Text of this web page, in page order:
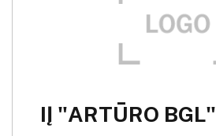
IĮ "ARTŪRO BGL"